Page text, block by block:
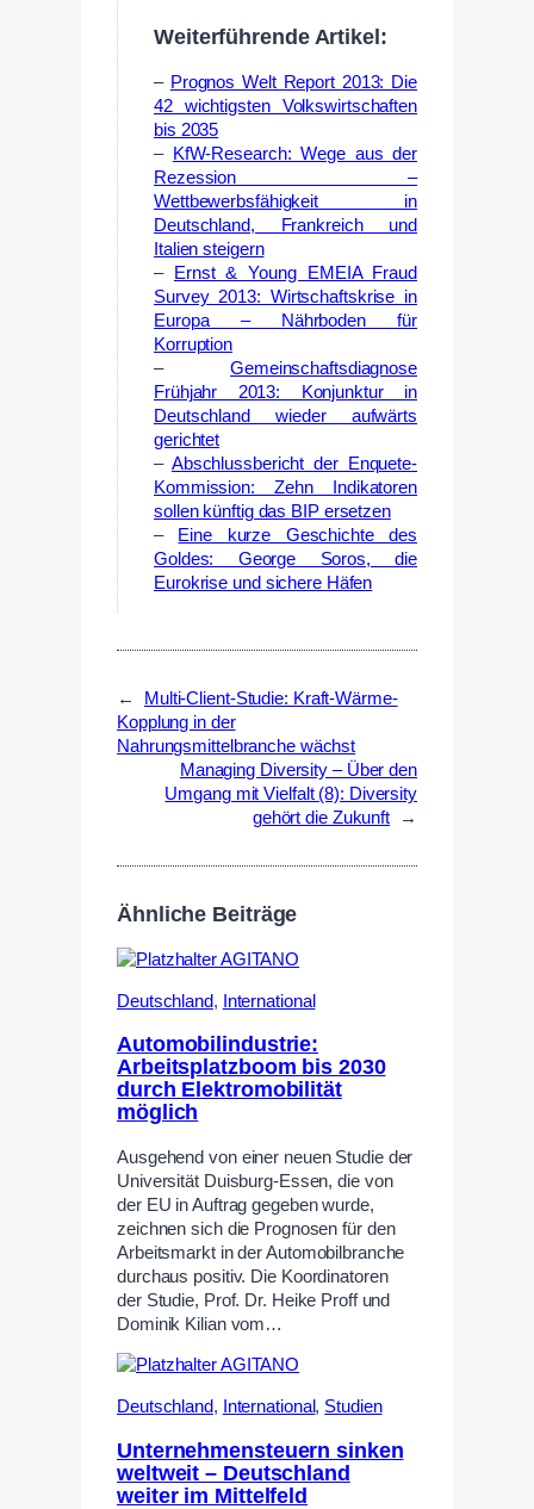
Weiterführende Artikel:
– Prognos Welt Report 2013: Die
42 wichtigsten Volkswirtschaften
bis 2035
– KfW-Research: Wege aus der
Rezession –
Wettbewerbsfähigkeit in
Deutschland, Frankreich und
Italien steigern
–
Ernst & Young EMEIA Fraud
Survey 2013: Wirtschaftskrise in
Europa – Nährboden für
Korruption
–Gemeinschaftsdiagnose
Frühjahr 2013: Konjunktur in
Deutschland wieder aufwärts
gerichtet
– Abschlussbericht der Enquete-
Kommission: Zehn Indikatoren
sollen künftig das BIP ersetzen
– Eine kurze Geschichte des
Goldes: George Soros, die
Eurokrise und sichere Häfen
←
Multi-Client-Studie: Kraft-Wärme-
Kopplung in der
Nahrungsmittelbranche wächst
Managing Diversity – Über den
Umgang mit Vielfalt (8): Diversity
gehört die Zukunft
→
Ähnliche Beiträge
Deutschland, International
Automobilindustrie:
Arbeitsplatzboom bis 2030
durch Elektromobilität
möglich
Ausgehend von einer neuen Studie der
Universität Duisburg-Essen, die von
der EU in Auftrag gegeben wurde,
zeichnen sich die Prognosen für den
Arbeitsmarkt in der Automobilbranche
durchaus positiv. Die Koordinatoren
der Studie, Prof. Dr. Heike Proff und
Dominik Kilian vom…
Deutschland, International, Studien
Unternehmensteuern sinken
weltweit – Deutschland
weiter im Mittelfeld